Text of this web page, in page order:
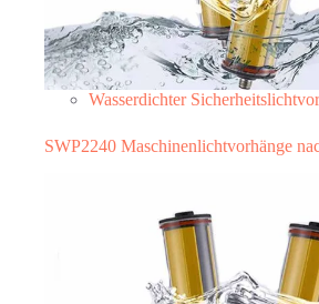
Wasserdichter
SWP2240 Maschinenlichtvorhänge